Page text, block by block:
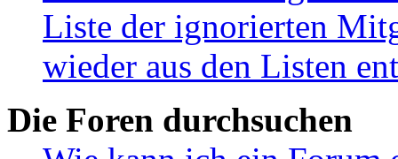
Liste der ignorierten
wieder aus den Listen
Die Foren durchsuchen